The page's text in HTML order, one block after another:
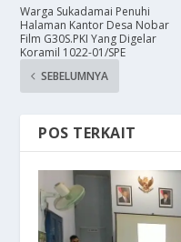
Warga Sukadamai Penuhi
Halaman Kantor Desa Nobar
Film G30S.PKI Yang Digelar
Koramil 1022-01/SPE
SEBELUMNYA
POS TERKAIT